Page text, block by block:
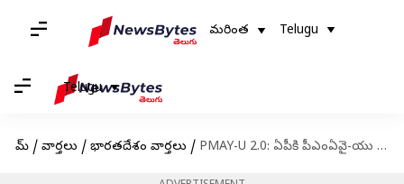
మరింత Telugu
Telugu
హోమ్ / వార్తలు / భారతదేశం వార్తలు / PMAY-U 2.0: ఏపీకి పీఎంఏవై-యు 2.0 కింద 12,370 కొత్త ఇళ్లకు కేంద్రం గ్రీన్‌సిగ్నల్